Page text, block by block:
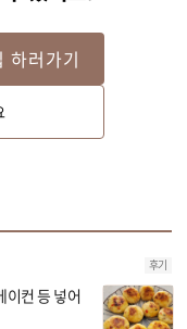
간 재료, 전분가루를 넣어
하러가기
후기
이컨 등 넣어